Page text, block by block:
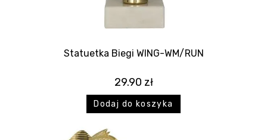
Statuetka Biegi WING-WM/RUN
29.90 zł
Dodaj do koszyka